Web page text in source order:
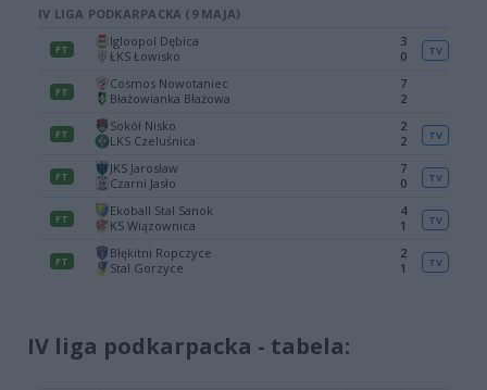
IV liga podkarpacka - tabela: